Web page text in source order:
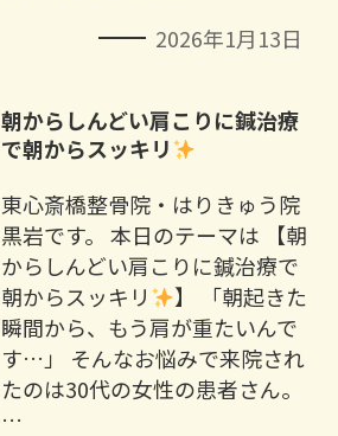
2026年1月13日
朝からしんどい肩こりに鍼治療
で朝からスッキリ
東心斎橋整骨院・はりきゅう院
黒岩です。 本日のテーマは 【朝
からしんどい肩こりに鍼治療で
朝からスッキリ
】 「朝起きた
瞬間から、もう肩が重たいんで
す…」 そんなお悩みで来院され
たのは30代の女性の患者さん。
…